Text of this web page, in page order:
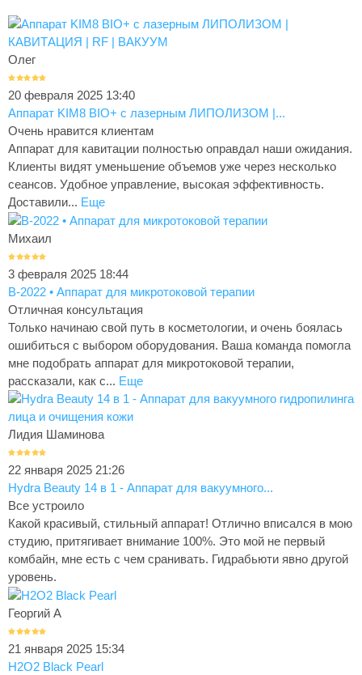
Олег
20 февраля 2025 13:40
Аппарат KIM8 BIO+ с лазерным ЛИПОЛИЗОМ |...
Очень нравится клиентам
Аппарат для кавитации полностью оправдал наши ожидания.
Клиенты видят уменьшение объемов уже через несколько
сеансов. Удобное управление, высокая эффективность.
Доставили... Еще
Михаил
3 февраля 2025 18:44
В-2022 • Аппарат для микротоковой терапии
Отличная консультация
Только начинаю свой путь в косметологии, и очень боялась
ошибиться с выбором оборудования. Ваша команда помогла
мне подобрать аппарат для микротоковой терапии,
рассказали, как с... Еще
Лидия Шаминова
22 января 2025 21:26
Hydra Beauty 14 в 1 - Аппарат для вакуумного...
Все устроило
Какой красивый, стильный аппарат! Отлично вписался в мою
студию, притягивает внимание 100%. Это мой не первый
комбайн, мне есть с чем сранивать. Гидрабьюти явно другой
уровень.
Георгий А
21 января 2025 15:34
H2O2 Black Pearl